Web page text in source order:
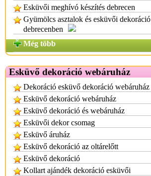
Esküvői meghívó készítés debrecen
Gyümölcs asztalok és esküvői dekoráció
debrecenben
Még több
Esküvő dekoráció webáruház
Dekoráció esküvő dekoráció webáruház
Esküvő dekoráció webáruház
Esküvő dekoráció és webáruház
Esküvői dekor csomag
Esküvő áruház
Esküvő dekoráció az oltárelőtt
Esküvő dekoráció
Kollart ajándék dekoráció esküvői